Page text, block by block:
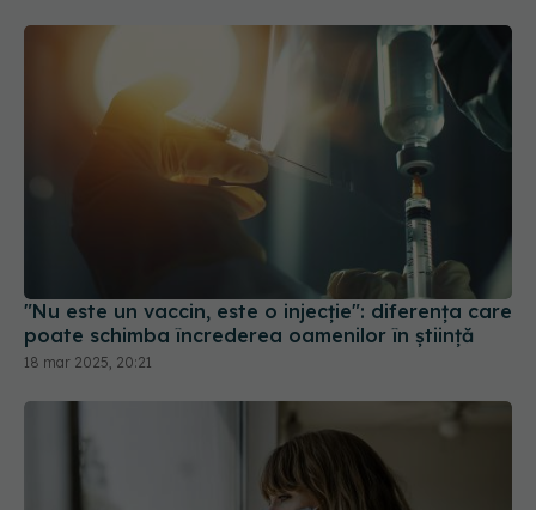
"Nu este un vaccin, este o injecție": diferența care
poate schimba încrederea oamenilor în știință